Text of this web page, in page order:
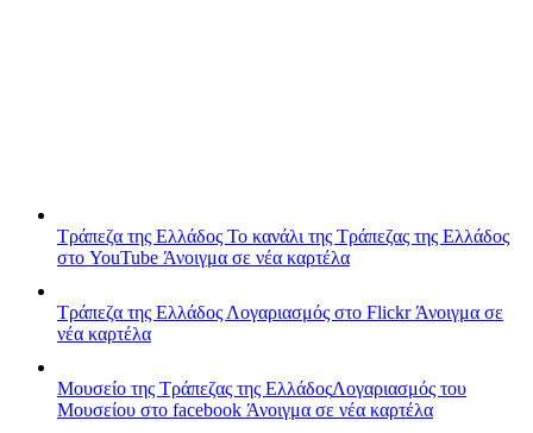
Τράπεζα της Ελλάδος Το κανάλι της Τράπεζας της Ελλάδος
στο YouTube Άνοιγμα σε νέα καρτέλα
Τράπεζα της Ελλάδος Λογαριασμός στο FlickrΆνοιγμα σε
νέα καρτέλα
Μουσείο της Τράπεζας της ΕλλάδοςΛογαριασμός του
Μουσείου στο facebook Άνοιγμα σε νέα καρτέλα